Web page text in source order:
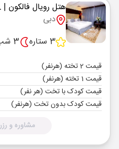
هتل رویال فالکون | ROYAL FALCON HOTEL
دبی
3 ستاره
3 شب
قیمت 2 تخته (هرنفر)
قیمت 1 تخته (هرنفر)
قیمت کودک با تخت (هر نفر)
قیمت کودک بدون تخت (هرنفر)
مشاوره و